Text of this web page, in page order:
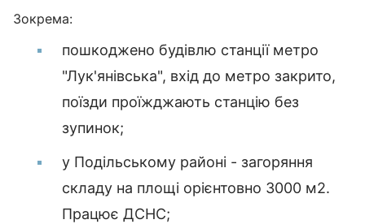
Зокрема:
пошкоджено будівлю станції метро
"Лук'янівська", вхід до метро закрито,
поїзди проїжджають станцію без
зупинок;
у Подільському районі - загоряння
складу на площі орієнтовно 3000 м2.
Працює ДСНС;